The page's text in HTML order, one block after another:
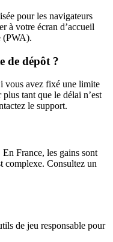
pour les navigateurs
à votre écran d’accueil
(PWA).
de dépôt ?
vous avez fixé une limite
tant que le délai n’est
le support.
France, les gains sont
complexe. Consultez un
de jeu responsable pour